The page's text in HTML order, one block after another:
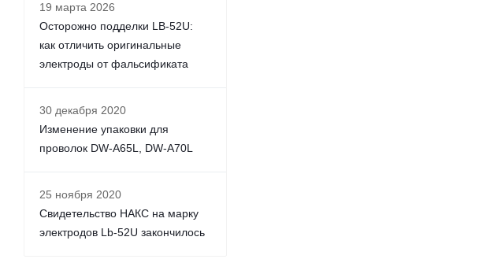
19 марта 2026
Осторожно подделки LB-52U:
как отличить оригинальные
электроды от фальсификата
30 декабря 2020
Изменение упаковки для
проволок DW-A65L, DW-A70L
25 ноября 2020
Свидетельство НАКС на марку
электродов Lb-52U закончилось